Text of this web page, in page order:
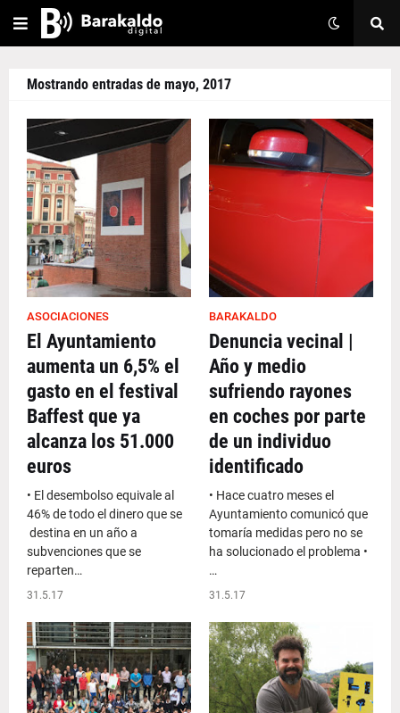
Mostrando entradas de mayo, 2017
ASOCIACIONES
El Ayuntamiento
aumenta un 6,5% el
gasto en el festival
Baffest que ya
alcanza los 51.000
euros
• El desembolso equivale al
46% de todo el dinero que se
destina en un año a
subvenciones que se
reparten…
31.5.17
BARAKALDO
Denuncia vecinal |
Año y medio
sufriendo rayones
en coches por parte
de un individuo
identificado
• Hace cuatro meses el
Ayuntamiento comunicó que
tomaría medidas pero no se
ha solucionado el problema •
…
31.5.17